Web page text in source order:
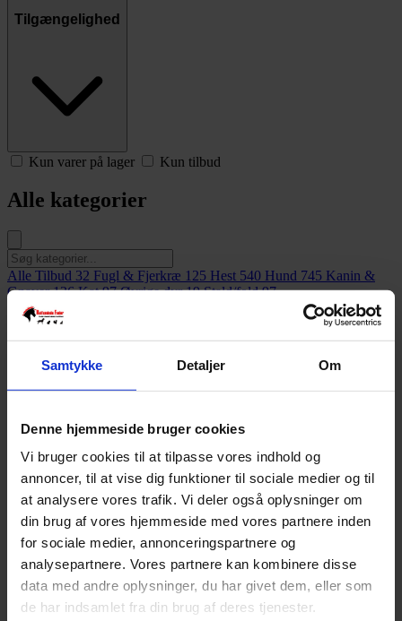
Samtykke Detaljer Om
Denne hjemmeside bruger cookies
Vi bruger cookies til at tilpasse vores indhold og
annoncer, til at vise dig funktioner til sociale medier og til
at analysere vores trafik. Vi deler også oplysninger om
din brug af vores hjemmeside med vores partnere inden
for sociale medier, annonceringspartnere og
analysepartnere. Vores partnere kan kombinere disse
data med andre oplysninger, du har givet dem, eller som
de har indsamlet fra din brug af deres tjenester.
Tilgængelighed
Kun varer på lager Kun tilbud
Alle kategorier
Alle Tilbud 32 Fugl & Fjerkræ 125 Hest 540 Hund 745 Kanin &
Gnaver 136Kat 97Øvrige dyr 19Stald/fold 97
Filtre
Viser1-10af137produkter
AGROBS Flexispand – 17 L
Udsolgt
Ny
Magic Unicorn Treats – 3 kg
kr.99,00